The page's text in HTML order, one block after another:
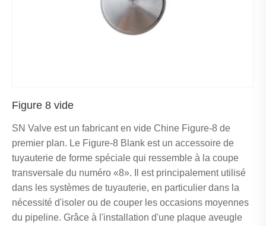
Figure 8 vide
SN Valve est un fabricant en vide Chine Figure-8 de
premier plan. Le Figure-8 Blank est un accessoire de
tuyauterie de forme spéciale qui ressemble à la coupe
transversale du numéro «8». Il est principalement utilisé
dans les systèmes de tuyauterie, en particulier dans la
nécessité d'isoler ou de couper les occasions moyennes
du pipeline. Grâce à l'installation d'une plaque aveugle